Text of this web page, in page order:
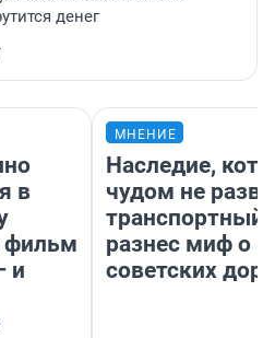
денег
в
фильм
и
МНЕНИЕ
Наследие,
чудом не
транспортный
разнес миф о
советских